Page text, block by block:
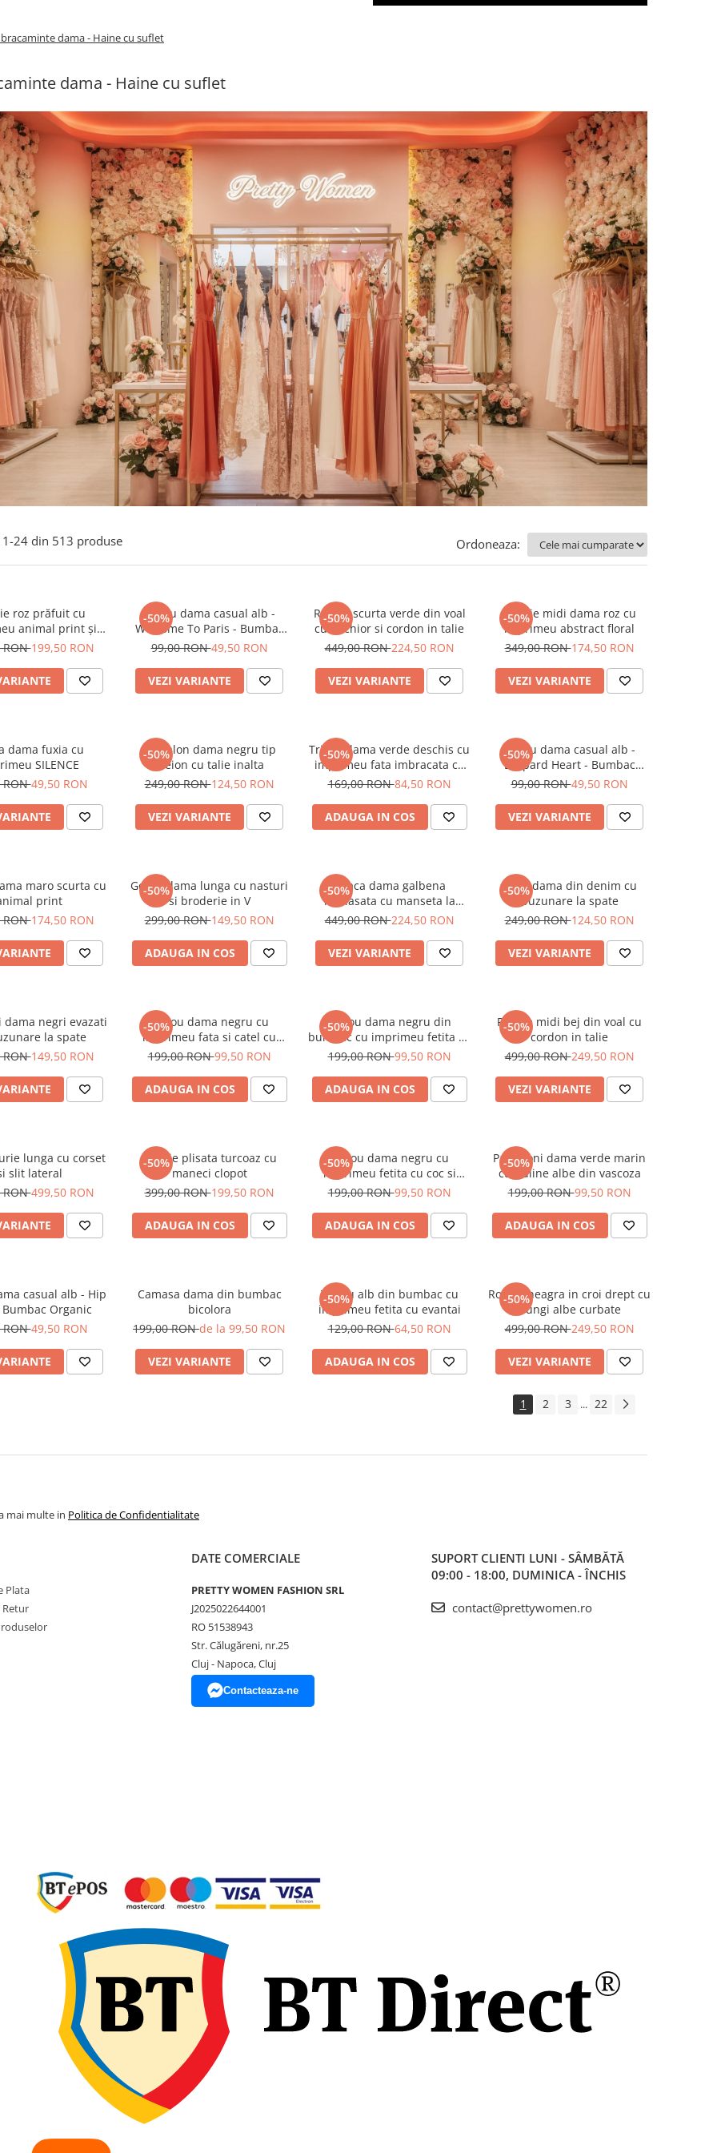
dama - Haine cu suflet
dama - Haine cu suflet
1-24 din 513 produse Ordoneaza:
roz prăfuit cu
animal print și
curea
RON199,50 RON
-50%
Tricou dama casual alb -
Welcome To Paris - Bumbac
Organic
99,00 RON49,50 RON
VEZI VARIANTE
-50%
Rochie scurta verde din voal
cu anchior si cordon in talie
449,00 RON224,50 RON
VEZI VARIANTE
-50%
Rochie midi dama roz cu
imprimeu abstract floral
349,00 RON174,50 RON
VEZI VARIANTE
dama fuxia cu
SILENCE
RON49,50 RON
-50%
Pantalon dama negru tip
creion cu talie inalta
249,00 RON124,50 RON
VEZI VARIANTE
-50%
Tricou dama verde deschis cu
imprimeu fata imbracata cu
alb si inghetata in mana
169,00 RON84,50 RON
ADAUGA IN COS
-50%
Tricou dama casual alb -
Leopard Heart - Bumbac
Organic
99,00 RON49,50 RON
VEZI VARIANTE
maro scurta cu
print
RON174,50 RON
-50%
Geaca dama lunga cu nasturi
si broderie in V
299,00 RON149,50 RON
ADAUGA IN COS
-50%
Geaca dama galbena
matlasata cu manseta la
maneca si elastic in talie
449,00 RON224,50 RON
VEZI VARIANTE
-50%
Blugi dama din denim cu
buzunare la spate
249,00 RON124,50 RON
VEZI VARIANTE
dama negri evazati
la spate
RON149,50 RON
-50%
Tricou dama negru cu
imprimeu fata si catel cu
ochelari
199,00 RON99,50 RON
ADAUGA IN COS
-50%
Tricou dama negru din
bumbac cu imprimeu fetita cu
bentita rosie
199,00 RON99,50 RON
ADAUGA IN COS
-50%
Rochie midi bej din voal cu
cordon in talie
499,00 RON249,50 RON
VEZI VARIANTE
lunga cu corset
slit lateral
RON499,50 RON
-50%
Rochie plisata turcoaz cu
maneci clopot
399,00 RON199,50 RON
ADAUGA IN COS
-50%
Tricou dama negru cu
imprimeu fetita cu coc si
ochelari albastrii
199,00 RON99,50 RON
ADAUGA IN COS
-50%
Pantaloni dama verde marin
cu buline albe din vascoza
199,00 RON99,50 RON
ADAUGA IN COS
casual alb - Hip
Organic
RON49,50 RON
Camasa dama din bumbac
bicolora
199,00 RONde la 99,50 RON
VEZI VARIANTE
-50%
Tricou alb din bumbac cu
imprimeu fetita cu evantai
129,00 RON64,50 RON
ADAUGA IN COS
-50%
Rochie neagra in croi drept cu
dungi albe curbate
499,00 RON249,50 RON
VEZI VARIANTE
1 2 3 ... 22
mai multe in Politica de Confidentialitate
Plata
Retur
DATE COMERCIALE
PRETTY WOMEN FASHION SRL
J2025022644001
RO 51538943
Str. Călugăreni, nr.25
Cluj - Napoca, Cluj
Contacteaza-ne
SUPORT CLIENTI LUNI - SÂMBĂTĂ
09:00 - 18:00, DUMINICA - ÎNCHIS
contact@prettywomen.ro